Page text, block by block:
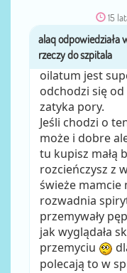
15
oilatum jest
odchodzi się
zatyka pory.
Jeśli chodzi o
może i dobre
tu kupisz małą
rozcieńczysz z
świeże mamcie
rozwadnia
przemywały
jak wyglądała
przemyciu
polecają to w